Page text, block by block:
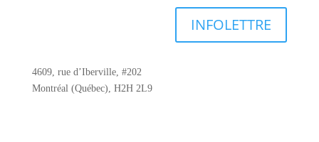
INFOLETTRE
4609, rue d’Iberville, #202
Montréal (Québec), H2H 2L9